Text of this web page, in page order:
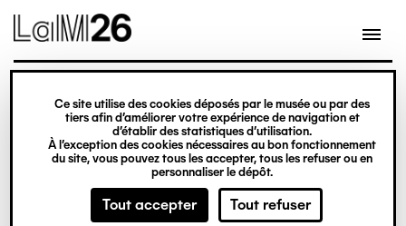
Gestion des cookies
Ce site utilise des cookies déposés par le musée ou par des
tiers afin d’améliorer votre expérience de navigation et
d’établir des statistiques d’utilisation.
À l’exception des cookies nécessaires au bon fonctionnement
du site, vous pouvez tous les accepter, tous les refuser ou en
personnaliser le dépôt.
Tout accepter Tout refuser
contenu